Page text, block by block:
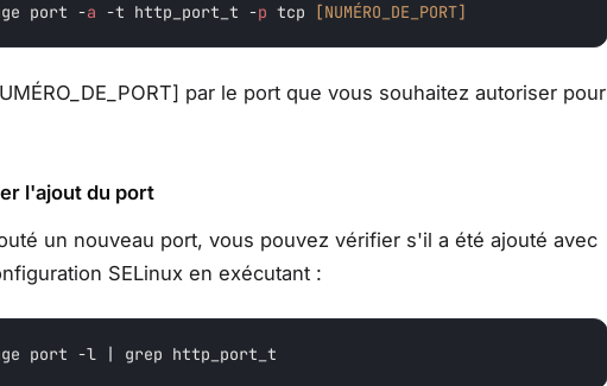
port -a -t http_port_t -p tcp [NUMÉRO_DE_PORT]
par le port que vous souhaitez autoriser pour
l'ajout du port
un nouveau port, vous pouvez vérifier s'il a été ajouté avec
SELinux en exécutant :
port -l | grep http_port_t